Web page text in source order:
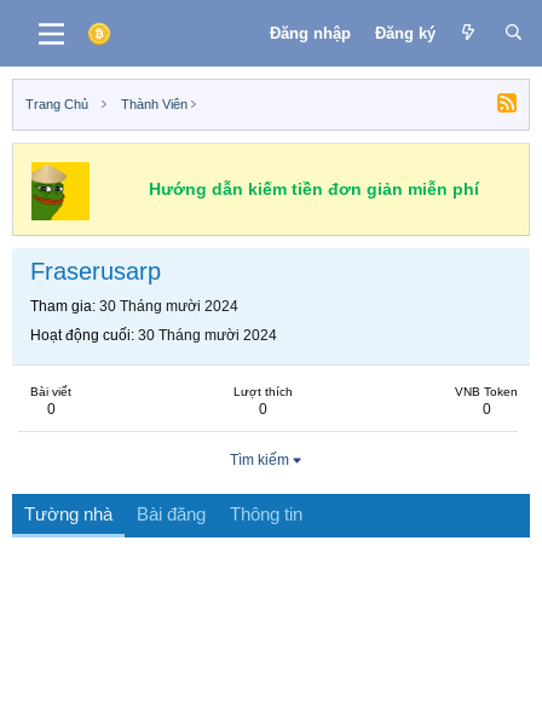
Đăng nhập Đăng ký
Trang Chủ Thành Viên
Hướng dẫn kiếm tiền đơn giản miễn phí
Fraserusarp
Tham gia 30 Tháng mười 2024
Hoạt động cuối 30 Tháng mười 2024
Bài viết
0
Lượt thích
0
VNB Token
0
Tìm kiếm
Tường nhà Bài đăng Thông tin